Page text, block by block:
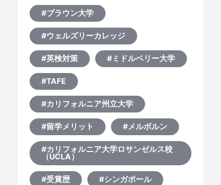
どうやって？
何から始める？
ブログ
おすすめ特集
EVENTS
#ブラウン大学
#ウェルズリーカレッジ
#英検対策 #ミドルベリー大学
#TAFE
#カリフォルニア州立大学
#留学メリット #メルボルン
#カリフォルニア大学ロサンゼルス校
（UCLA）
#受賞歴 #シンガポール